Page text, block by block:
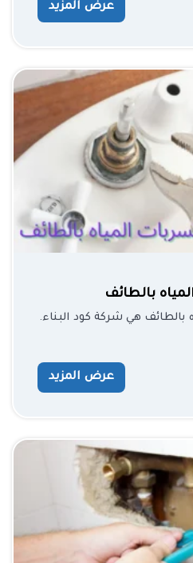
عرض المزيد
بالطائف
هي شركة كود البناء.
عرض المزيد